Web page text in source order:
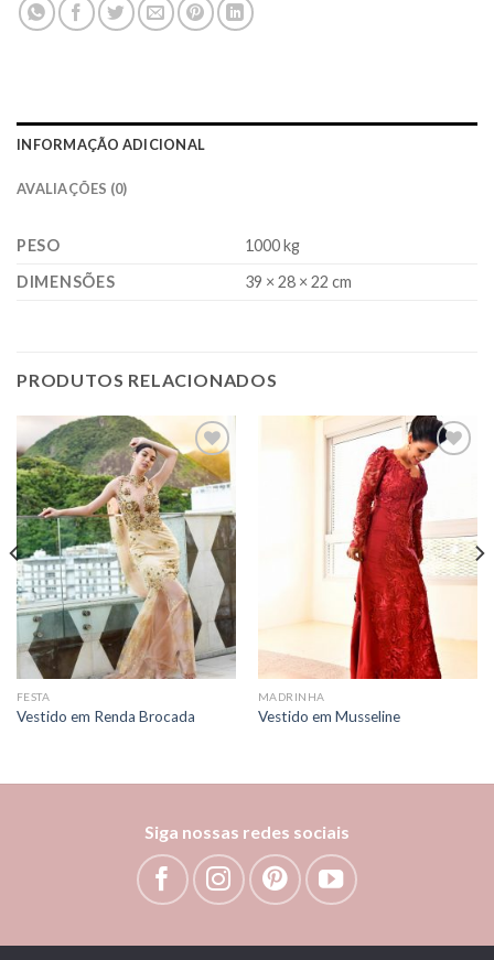
INFORMAÇÃO ADICIONAL
AVALIAÇÕES (0)
PESO
1000 kg
DIMENSÕES
39 × 28 × 22 cm
PRODUTOS RELACIONADOS
Add to
wishlist
FESTA
Vestido em Renda Brocada
Add to
wishlist
MADRINHA
Vestido em Musseline
Siga nossas redes sociais